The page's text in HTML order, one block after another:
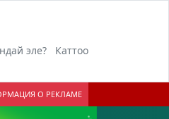
эле? Каттоо
О РЕКЛАМЕ